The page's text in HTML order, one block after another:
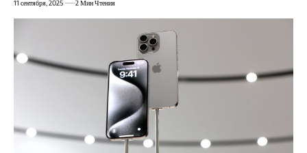
11 сентября, 2025 2 Мин Чтения